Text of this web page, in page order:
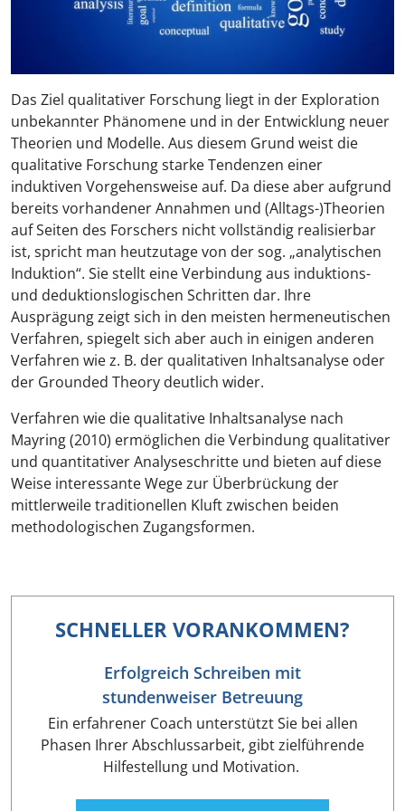
Das Ziel qualitativer Forschung liegt in der Exploration
unbekannter Phänomene und in der Entwicklung neuer
Theorien und Modelle. Aus diesem Grund weist die
qualitative Forschung starke Tendenzen einer
induktiven Vorgehensweise auf. Da diese aber aufgrund
bereits vorhandener Annahmen und (Alltags-)Theorien
auf Seiten des Forschers nicht vollständig realisierbar
ist, spricht man heutzutage von der sog. „analytischen
Induktion“. Sie stellt eine Verbindung aus induktions-
und deduktionslogischen Schritten dar. Ihre
Ausprägung zeigt sich in den meisten hermeneutischen
Verfahren, spiegelt sich aber auch in einigen anderen
Verfahren wie z. B. der qualitativen Inhaltsanalyse oder
der Grounded Theory deutlich wider.
Verfahren wie die qualitative Inhaltsanalyse nach
Mayring (2010) ermöglichen die Verbindung qualitativer
und quantitativer Analyseschritte und bieten auf diese
Weise interessante Wege zur Überbrückung der
mittlerweile traditionellen Kluft zwischen beiden
methodologischen Zugangsformen.
SCHNELLER VORANKOMMEN?
Erfolgreich Schreiben mit
stundenweiser Betreuung
Ein erfahrener Coach unterstützt Sie bei allen
Phasen Ihrer Abschlussarbeit, gibt zielführende
Hilfestellung und Motivation.